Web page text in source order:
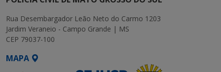
Rua Desembargador Leão Neto do Carmo 1203
Jardim Veraneio - Campo Grande | MS
CEP 79037-100
MAPA